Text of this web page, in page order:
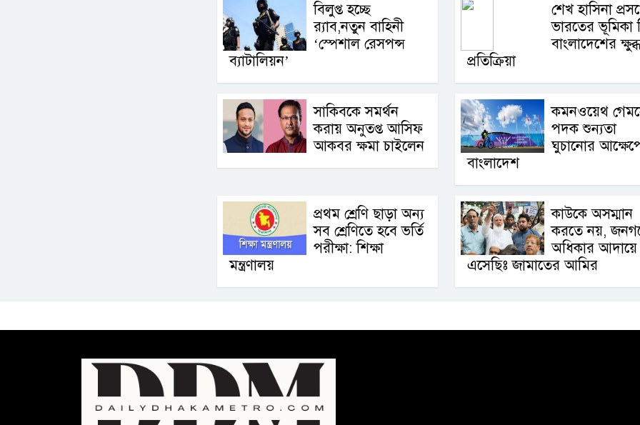
বিলুপ্ত হচ্ছে
র‍্যাব,নতুন বাহিনী
‘স্পেশাল রেসপন্স
ব্যাটালিয়ন’
শেখ হাসিনা
ভারতের ভূমিকা
বাংলাদেশের ক্ষুব্ধ
প্রতিক্রিয়া
সাকিবকে সমর্থন
করায় অনুতপ্ত আসিফ
আকবর ক্ষমা চাইলেন
কমনওয়েথ
পদক শুন্যতা
ঘুচানোর
বাংলাদেশ
প্রথম শ্রেণি ছাড়া অন্য
সব শ্রেণিতে হবে ভর্তি
পরীক্ষা: শিক্ষা
মন্ত্রণালয়
কাউকে অসম্মান
করতে নয়,
অধিকার আদায়ে
এসেছিঃ জামাতের আমির